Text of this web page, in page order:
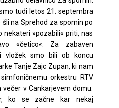
tudi letos 21. septembra
na Sprehod za spomin po
nekateri »pozabili« priti, nas
«četico«. Za zabaven
vložek smo bili ob koncu
Tanje Zajc Zupan, ki nam
orkestru RTV
večer v Cankarjevem domu.
ko se začne kar nekaj